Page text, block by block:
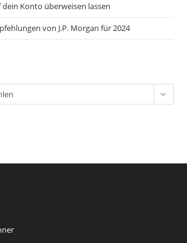
Konto überweisen lassen
von J.P. Morgan für 2024